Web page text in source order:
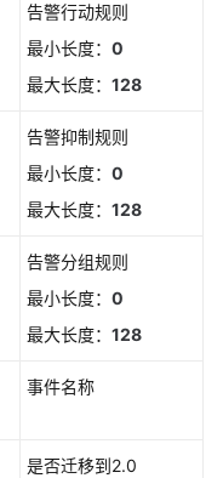
告警行动规则
最小长度： 0
最大长度： 128
告警抑制规则
最小长度： 0
最大长度： 128
告警分组规则
最小长度： 0
最大长度： 128
事件名称
是否迁移到2.0